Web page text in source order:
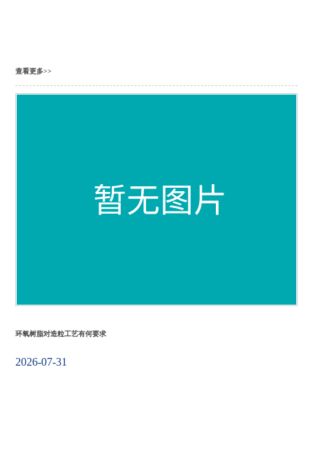
查看更多>>
环氧树脂对造粒工艺有何要求
2026-07-31